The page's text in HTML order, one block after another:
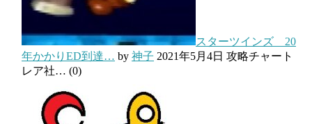
スターツインズ 20
年かかりED到達… by 神子 2021年5月4日 攻略チャート
レア社… (0)